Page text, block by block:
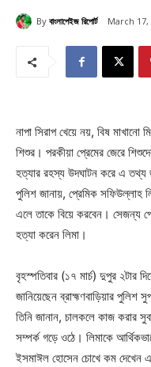
By বাংলাপেইজ রিপোর্ট March 17,
নাপা সিরাপ খেয়ে নয়, বিষ মাখানো
শিশুর। পরকীয়া প্রেমের জেরে
হত্যার রহস্য উদঘাটন করে এ তথ্য
পুলিশ জানায়, প্রেমিক সফিউল্লাহ
এলে তাকে বিয়ে করবেন। সেজন্য
হত্যা করেন লিমা।
বৃহস্পতিবার (১৭ মার্চ) দুপুর ২টার
জানিয়েছেন ব্রাহ্মণবাড়িয়ার
তিনি জানান, চালকলে কাজ করার
সম্পর্ক গড়ে ওঠে। লিমাকে
ইসমাঈল হোসেন চোখে কম দেখেন